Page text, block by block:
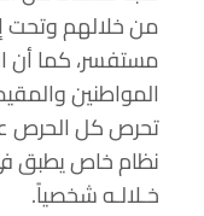
من خلالهم وتحت
مستفسر، كما أن
المواطنين
تحرص كل الحرص
نظام خاص يطبق
خـلالـه شخصياً.